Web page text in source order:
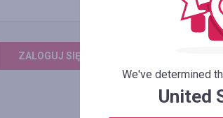
ZALOGUJ SIĘ, ŻEBY ZOSTAWIĆ OPINIĘ
We've determined
United